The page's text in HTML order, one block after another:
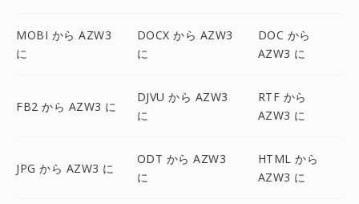
MOBI から AZW3
に
DOCX から AZW3
に
DOC から
AZW3 に
FB2 から AZW3 に
DJVU から AZW3
に
RTF から
AZW3 に
JPG から AZW3 に
ODT から AZW3
に
HTML から
AZW3 に